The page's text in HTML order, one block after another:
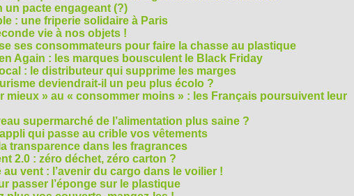
un pacte engageant (?)
: une friperie solidaire à Paris
vie à nos objets !
ses consommateurs pour faire la chasse au plastique
Again : les marques bousculent le Black Friday
: le distributeur qui supprime les marges
deviendrait-il un peu plus écolo ?
mieux » au « consommer moins » : les Français poursuivent leur
supermarché de l’alimentation plus saine ?
qui passe au crible vos vêtements
transparence dans les fragrances
2.0 : zéro déchet, zéro carton ?
au vent : l’avenir du cargo dans le voilier !
passer l’éponge sur le plastique